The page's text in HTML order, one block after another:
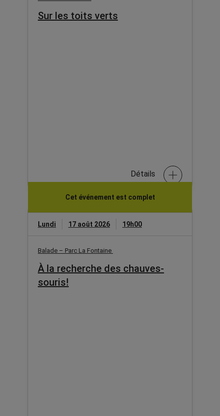
Sur les toits verts
Détails
Cet événement est complet
Lundi 17 août 2026 19h00
Balade – Parc La Fontaine
À la recherche des chauves-
souris!